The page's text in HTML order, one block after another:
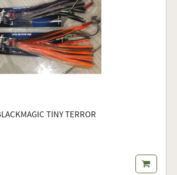
TINY TERROR